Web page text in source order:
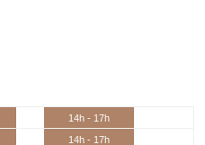
14h - 17h
14h - 17h